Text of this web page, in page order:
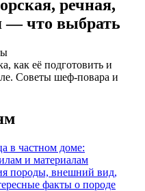
речная,
— что выбрать
как её подготовить и
Советы шеф-повара и
в частном доме:
и материалам
породы, внешний вид,
факты о породе